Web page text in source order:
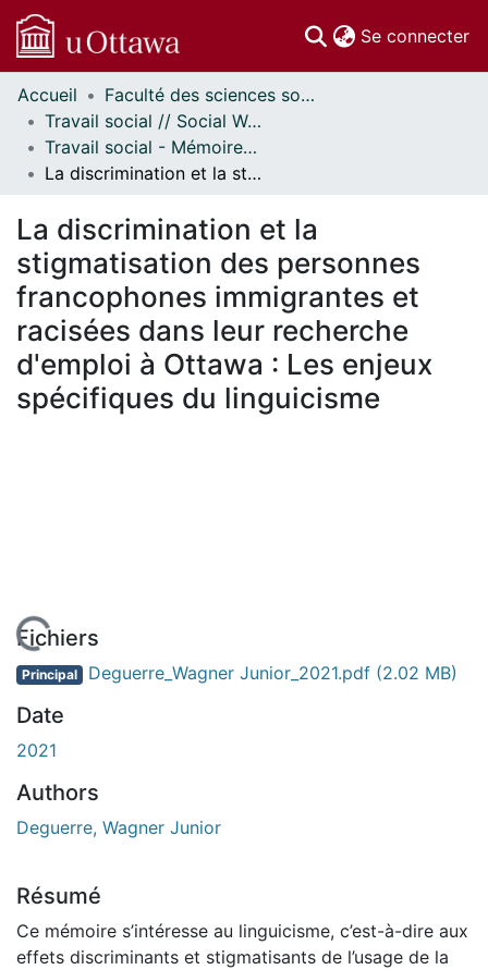
Se connecter
Communautés
et collections
Parcourir
Statistiques
À propos
Accueil
Faculté des sciences sociales // Faculty of Social Sciences
Travail social // Social Work
Travail social - Mémoires // Social Work - Research Papers
La discrimination et la stigmatisation des personnes francophones immigrantes et racisées dans leur recherche d'emploi à Ottawa : Les enjeux spécifiques du linguicisme
La discrimination et la
stigmatisation des personnes
francophones immigrantes et
racisées dans leur recherche
d'emploi à Ottawa : Les enjeux
spécifiques du linguicisme
En cours de chargement...
Fichiers
Principal Deguerre_Wagner Junior_2021.pdf (2.02 MB)
Date
2021
Authors
Deguerre, Wagner Junior
Résumé
Ce mémoire s’intéresse au linguicisme, c’est-à-dire aux
effets discriminants et stigmatisants de l’usage de la